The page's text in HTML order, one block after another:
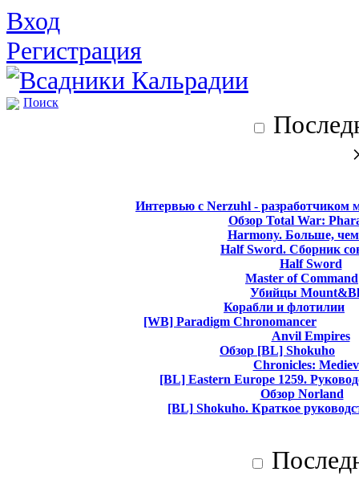
Вход
Регистрация
Поиск
Интервью с Nerzuhl - разработчиком
Обзор Total War:
Harmony. Больше,
Half Sword. Сборник
Half Sword
Master of Command
Убийцы
Корабли и флотилии
[WB] Paradigm Chronomancer
Anvil Empires
Обзор [BL] Shokuho
Chronicles:
[BL] Eastern Europe 1259.
Обзор Norland
[BL] Shokuho. Краткое